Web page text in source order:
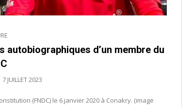
d’un membre du
7 JUILLET 2023
(FNDC) le 6 janvier 2020 à Conakry. (image